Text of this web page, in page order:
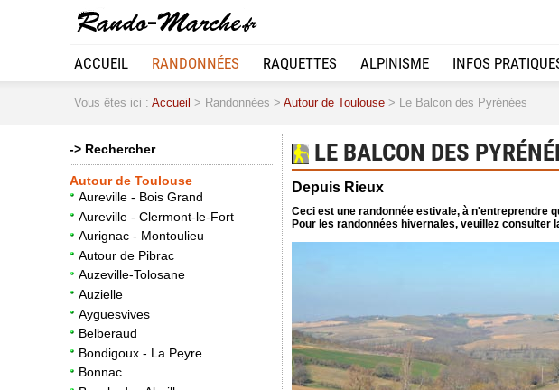
ACCUEIL RANDONNÉES RAQUETTES ALPINISME INFOS
Vous êtes ici : Accueil > Randonnées > Autour de Toulouse > Le Balcon des Pyrénées
-> Rechercher
Autour de Toulouse
Aureville - Bois Grand
Aureville - Clermont-le-Fort
Aurignac - Montoulieu
Autour de Pibrac
Auzeville-Tolosane
Auzielle
Ayguesvives
Belberaud
Bondigoux - La Peyre
Bonnac
LE BALCON DES
Depuis Rieux
Ceci est une randonnée estivale, à n'entreprendre
Pour les randonnées hivernales, veuillez consulter